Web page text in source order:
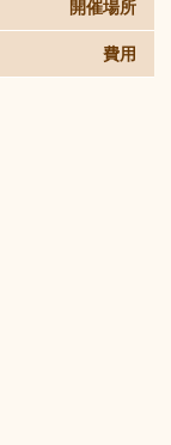
開催場所
費用